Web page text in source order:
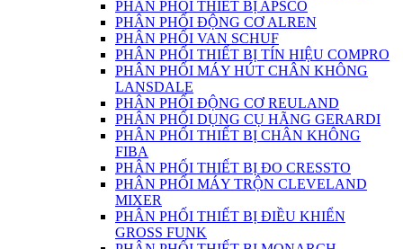
PHÂN PHỐI THIẾT BỊ APSCO
PHÂN PHỐI ĐỘNG CƠ ALREN
PHÂN PHỐI VAN SCHUF
PHÂN PHỐI THIẾT BỊ TÍN HIỆU COMPRO
PHÂN PHỐI MÁY HÚT CHÂN KHÔNG
LANSDALE
PHÂN PHỐI ĐỘNG CƠ REULAND
PHÂN PHỐI DỤNG CỤ HÃNG GERARDI
PHÂN PHỐI THIẾT BỊ CHÂN KHÔNG
FIBA
PHÂN PHỐI THIẾT BỊ ĐO CRESSTO
PHÂN PHỐI MÁY TRỘN CLEVELAND
MIXER
PHÂN PHỐI THIẾT BỊ ĐIỀU KHIỂN
GROSS FUNK